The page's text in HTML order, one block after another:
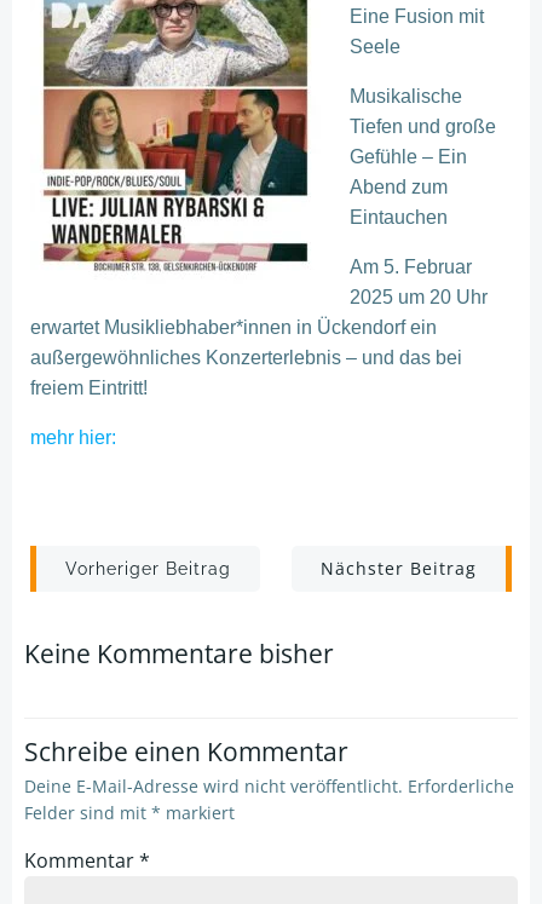
Eine Fusion mit
Seele
Musikalische
Tiefen und große
Gefühle – Ein
Abend zum
Eintauchen
Am 5. Februar
2025 um 20 Uhr
erwartet Musikliebhaber*innen in Ückendorf ein
außergewöhnliches Konzerterlebnis – und das bei
freiem Eintritt!
mehr hier:
Post
navigation
Vorheriger Beitrag
Post
navigation
Nächster Beitrag
Keine Kommentare bisher
Schreibe einen Kommentar
Deine E-Mail-Adresse wird nicht veröffentlicht. Erforderliche
Felder sind mit * markiert
Kommentar*